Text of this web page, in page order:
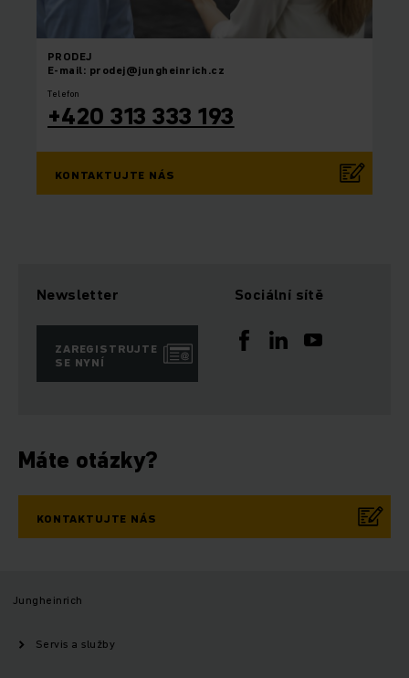
PRODEJ
E-mail: prodej@jungheinrich.cz
Telefon
+420 313 333 193
KONTAKTUJTE NÁS
Newsletter
ZAREGISTRUJTE
SE NYNÍ
Sociální sítě
Máte otázky?
KONTAKTUJTE NÁS
Jungheinrich
Servis a služby